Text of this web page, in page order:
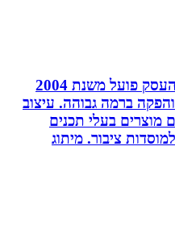
בטי ששון סטודיו לעיצוב, העסק פועל משנת 2004
ברמה גבוהה. עיצוב
בעלי תכנים
ציבור. מיתוג